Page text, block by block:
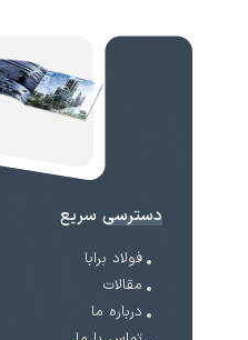
دسترسی سریع
فولاد برابا
مقالات
درباره ما